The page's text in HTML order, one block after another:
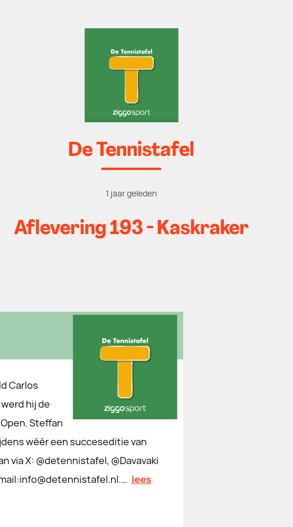
De Tennistafel
1 jaar geleden
Aflevering 193 - Kaskraker
Carlos
hij de
Steffan
wéér een succeseditie van
via X: @detennistafel, @Davavaki
lees